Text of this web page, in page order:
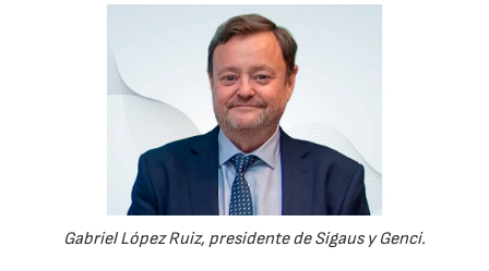
Gabriel López Ruiz, presidente de Sigaus y Genci.